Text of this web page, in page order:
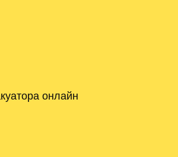
онлайн